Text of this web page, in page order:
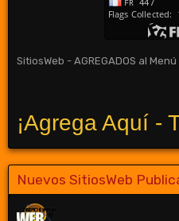
SitiosWeb - AGREGADOS al
¡Agrega Aquí -
Nuevos SitiosWeb